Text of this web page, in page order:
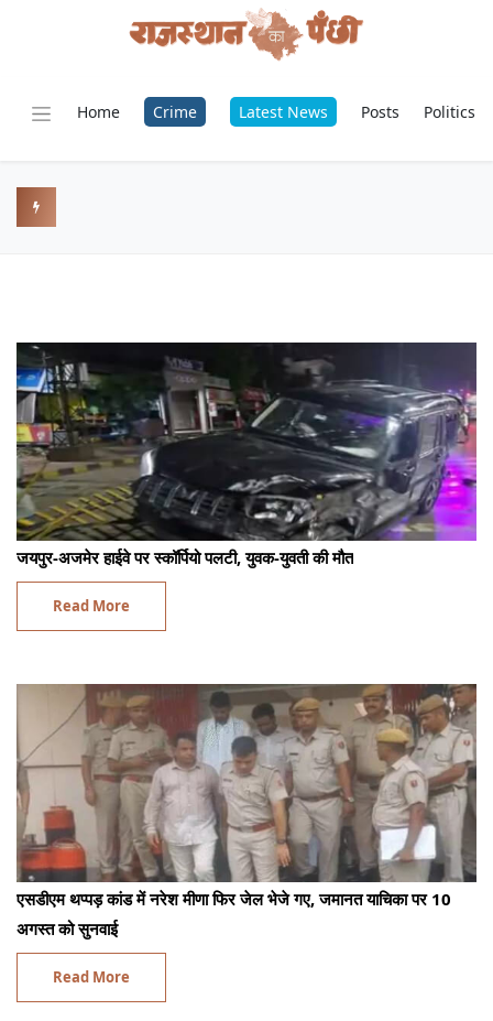
Home Crime Latest News Posts Politics
जयपुर-अजमेर हाईवे पर स्कॉर्पियो पलटी, युवक-युवती की मौत
Read More
एसडीएम थप्पड़ कांड में नरेश मीणा फिर जेल भेजे गए, जमानत याचिका पर 10
अगस्त को सुनवाई
Read More